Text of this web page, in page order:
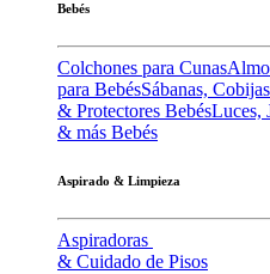
Bebés
Colchones para Cunas
para BebésSábanas, Cobijas
& Protectores BebésLuces,
& más Bebés
Aspirado & Limpieza
Aspiradoras
& Cuidado de Pisos